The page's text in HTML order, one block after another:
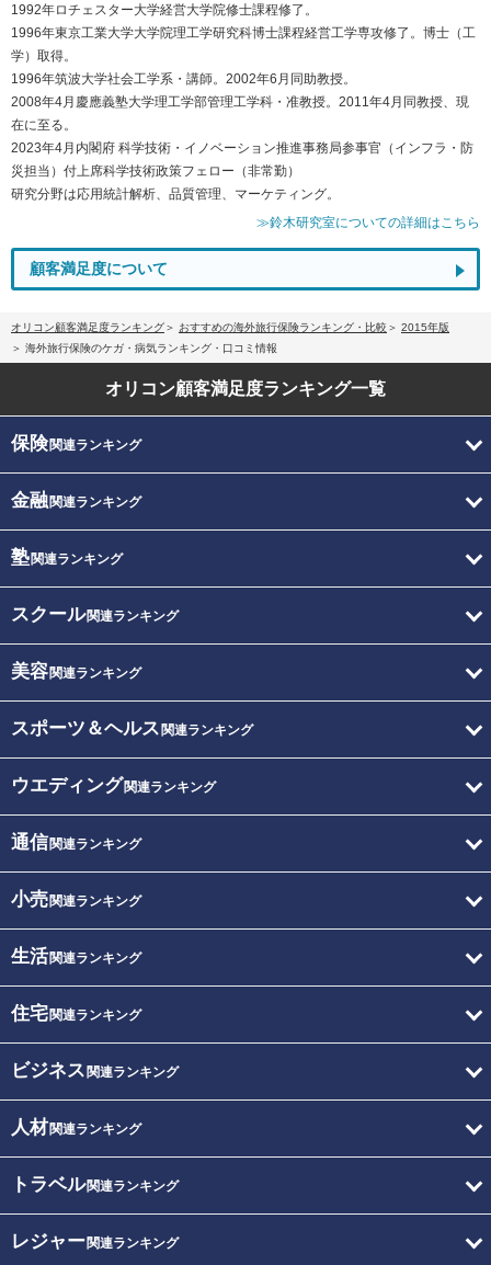
1992年ロチェスター大学経営大学院修士課程修了。
1996年東京工業大学大学院理工学研究科博士課程経営工学専攻修了。博士（工
学）取得。
1996年筑波大学社会工学系・講師。2002年6月同助教授。
2008年4月慶應義塾大学理工学部管理工学科・准教授。2011年4月同教授、現
在に至る。
2023年4月内閣府 科学技術・イノベーション推進事務局参事官（インフラ・防
災担当）付上席科学技術政策フェロー（非常勤）
研究分野は応用統計解析、品質管理、マーケティング。
≫鈴木研究室についての詳細はこちら
顧客満足度について
オリコン顧客満足度ランキング おすすめの海外旅行保険ランキング・比較
2015年版
海外旅行保険のケガ・病気ランキング・口コミ情報
オリコン顧客満足度ランキング一覧
保険関連ランキング
金融関連ランキング
塾関連ランキング
スクール関連ランキング
美容関連ランキング
スポーツ＆ヘルス 関連ランキング
ウエディング関連ランキング
通信関連ランキング
小売関連ランキング
生活関連ランキング
住宅関連ランキング
ビジネス 関連ランキング
人材関連ランキング
トラベル関連ランキング
レジャー関連ランキング